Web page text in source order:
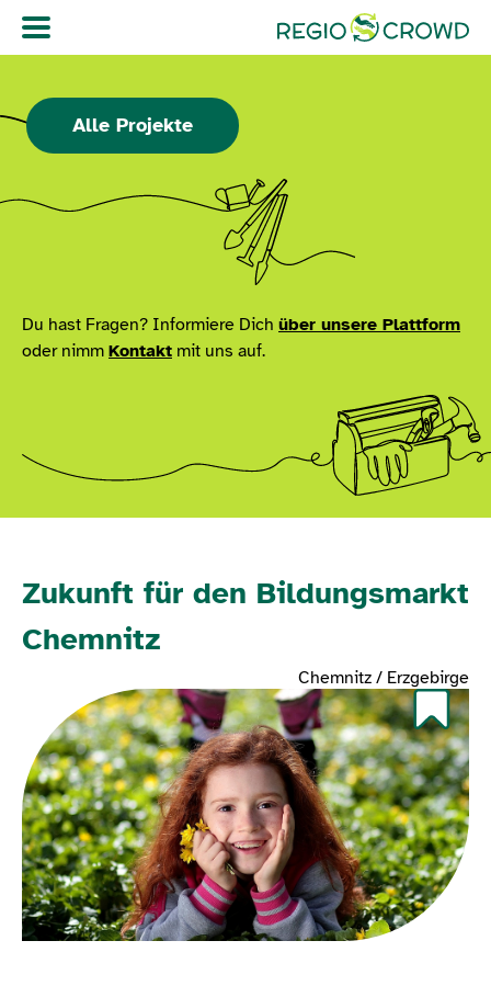
Navigation überspringen
Alle Projekte
Du hast Fragen? Informiere Dich über unsere Plattform
oder nimm Kontakt mit uns auf.
Zukunft für den Bildungsmarkt
Chemnitz
Chemnitz / Erzgebirge